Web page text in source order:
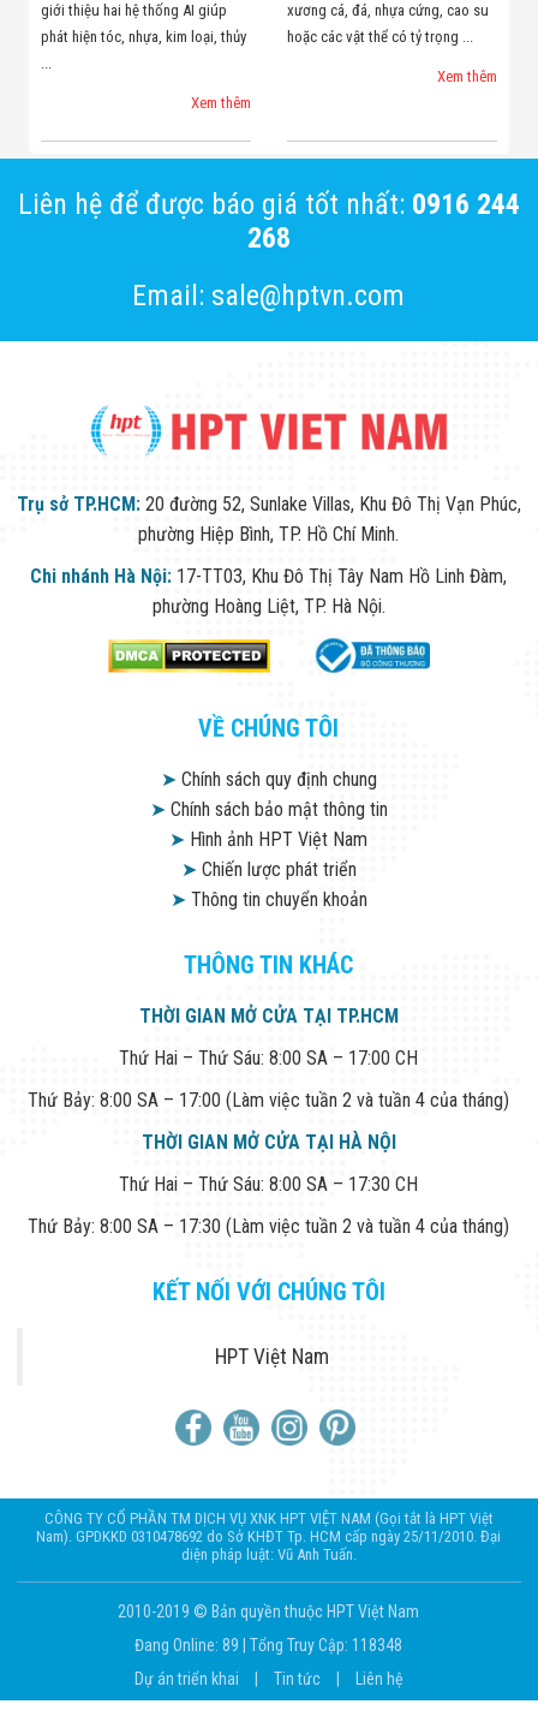
giới thiệu hai hệ thống AI giúp
phát hiện tóc, nhựa, kim loại, thủy
...
Xem thêm
xương cá, đá, nhựa cứng, cao su
hoặc các vật thể có tỷ trọng ...
Xem thêm
Liên hệ để được báo giá tốt nhất: 0916 244
268
Email: sale@hptvn.com
Trụ sở TP.HCM: 20 đường 52, Sunlake Villas, Khu Đô Thị Vạn Phúc,
phường Hiệp Bình, TP. Hồ Chí Minh.
Chi nhánh Hà Nội: 17-TT03, Khu Đô Thị Tây Nam Hồ Linh Đàm,
phường Hoàng Liệt, TP. Hà Nội.
VỀ CHÚNG TÔI
➤Chính sách quy định chung
➤Chính sách bảo mật thông tin
➤ Hình ảnh HPT Việt Nam
➤Chiến lược phát triển
➤Thông tin chuyển khoản
THÔNG TIN KHÁC
THỜI GIAN MỞ CỬA TẠI TP.HCM
Thứ Hai – Thứ Sáu: 8:00 SA – 17:00 CH
Thứ Bảy: 8:00 SA – 17:00 (Làm việc tuần 2 và tuần 4 của tháng)
THỜI GIAN MỞ CỬA TẠI HÀ NỘI
Thứ Hai – Thứ Sáu: 8:00 SA – 17:30 CH
Thứ Bảy: 8:00 SA – 17:30 (Làm việc tuần 2 và tuần 4 của tháng)
KẾT NỐI VỚI CHÚNG TÔI
HPT Việt Nam
CÔNG TY CỔ PHẦN TM DỊCH VỤ XNK HPT VIỆT NAM (Gọi tắt là HPT Việt
Nam). GPDKKD 0310478692 do Sở KHĐT Tp. HCM cấp ngày 25/11/2010. Đại
diện pháp luật: Vũ Anh Tuấn.
2010-2019 © Bản quyền thuộc HPT Việt Nam
Đang Online: 89 |Tổng Truy Cập: 118348
Dự án triển khai
Tin tức Liên hệ